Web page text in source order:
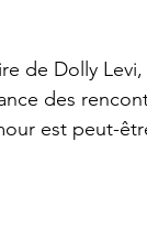
de Dolly
des
est peut-